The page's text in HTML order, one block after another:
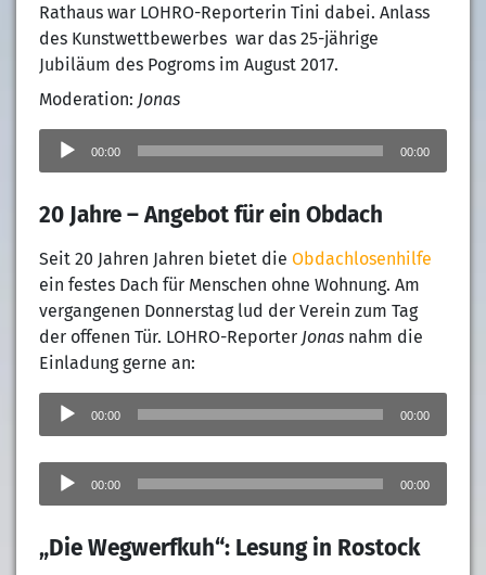
Rathaus war LOHRO-Reporterin Tini dabei. Anlass
des Kunstwettbewerbes war das 25-jährige
Jubiläum des Pogroms im August 2017.
Moderation: Jonas
Audio-
Player
00:00 00:00
20 Jahre – Angebot für ein Obdach
Seit 20 Jahren Jahren bietet die Obdachlosenhilfe
ein festes Dach für Menschen ohne Wohnung. Am
vergangenen Donnerstag lud der Verein zum Tag
der offenen Tür. LOHRO-Reporter Jonasnahm die
Einladung gerne an:
Audio-
Player
00:00 00:00
Audio-
Player
00:00 00:00
„Die Wegwerfkuh“: Lesung in Rostock